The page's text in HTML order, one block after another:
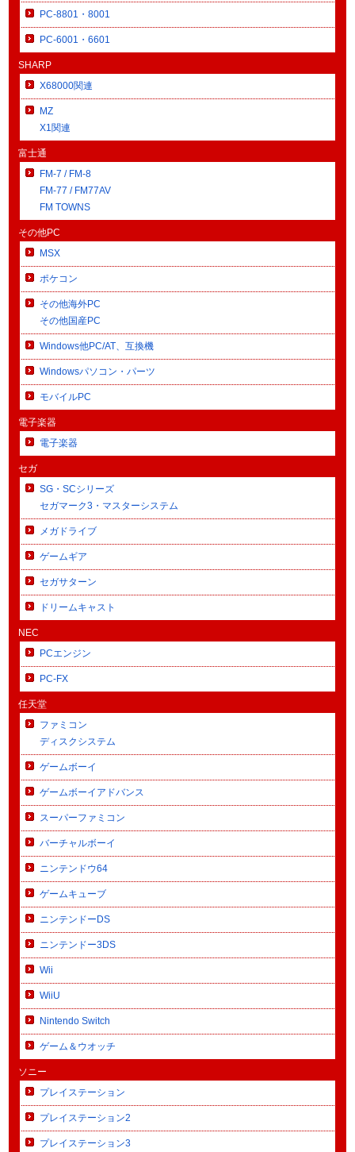
PC-8801・8001
PC-6001・6601
SHARP
X68000関連
MZ
X1関連
富士通
FM-7 / FM-8
FM-77 / FM77AV
FM TOWNS
その他PC
MSX
ポケコン
その他海外PC
その他国産PC
Windows他PC/AT、互換機
Windowsパソコン・パーツ
モバイルPC
電子楽器
電子楽器
セガ
SG・SCシリーズ
セガマーク3・マスターシステム
メガドライブ
ゲームギア
セガサターン
ドリームキャスト
NEC
PCエンジン
PC-FX
任天堂
ファミコン
ディスクシステム
ゲームボーイ
ゲームボーイアドバンス
スーパーファミコン
バーチャルボーイ
ニンテンドウ64
ゲームキューブ
ニンテンドーDS
ニンテンドー3DS
Wii
WiiU
Nintendo Switch
ゲーム＆ウオッチ
ソニー
プレイステーション
プレイステーション2
プレイステーション3